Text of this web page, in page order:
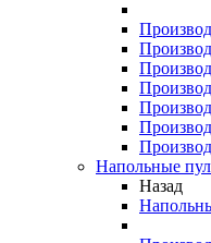
Напольные
Назад